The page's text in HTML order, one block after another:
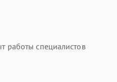
работы специалистов